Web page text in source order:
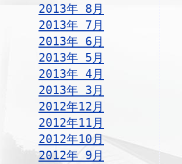
2013年 8月
2013年 7月
2013年 6月
2013年 5月
2013年 4月
2013年 3月
2012年12月
2012年11月
2012年10月
2012年 9月